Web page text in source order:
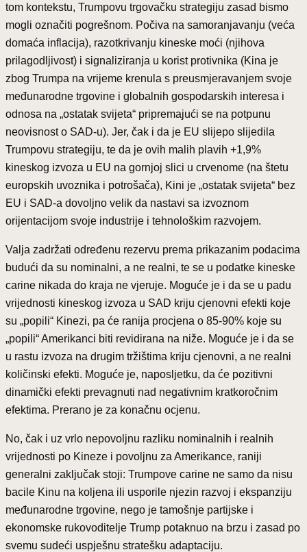
tom kontekstu, Trumpovu trgovačku strategiju zasad bismo
mogli označiti pogrešnom. Počiva na samoranjavanju (veća
domaća inflacija), razotkrivanju kineske moći (njihova
prilagodljivost) i signaliziranja u korist protivnika (Kina je
zbog Trumpa na vrijeme krenula s preusmjeravanjem svoje
međunarodne trgovine i globalnih gospodarskih interesa i
odnosa na „ostatak svijeta“ pripremajući se na potpunu
neovisnost o SAD-u). Jer, čak i da je EU slijepo slijedila
Trumpovu strategiju, te da je ovih malih plavih +1,9%
kineskog izvoza u EU na gornjoj slici u crvenome (na štetu
europskih uvoznika i potrošača), Kini je „ostatak svijeta“ bez
EU i SAD-a dovoljno velik da nastavi sa izvoznom
orijentacijom svoje industrije i tehnološkim razvojem.
Valja zadržati određenu rezervu prema prikazanim podacima
budući da su nominalni, a ne realni, te se u podatke kineske
carine nikada do kraja ne vjeruje. Moguće je i da se u padu
vrijednosti kineskog izvoza u SAD kriju cjenovni efekti koje
su „popili“ Kinezi, pa će ranija procjena o 85-90% koje su
„popili“ Amerikanci biti revidirana na niže. Moguće je i da se
u rastu izvoza na drugim tržištima kriju cjenovni, a ne realni
količinski efekti. Moguće je, naposljetku, da će pozitivni
dinamički efekti prevagnuti nad negativnim kratkoročnim
efektima. Prerano je za konačnu ocjenu.
No, čak i uz vrlo nepovoljnu razliku nominalnih i realnih
vrijednosti po Kineze i povoljnu za Amerikance, raniji
generalni zaključak stoji: Trumpove carine ne samo da nisu
bacile Kinu na koljena ili usporile njezin razvoj i ekspanziju
međunarodne trgovine, nego je tamošnje partijske i
ekonomske rukovoditelje Trump potaknuo na brzu i zasad po
svemu sudeći uspješnu stratešku adaptaciju.